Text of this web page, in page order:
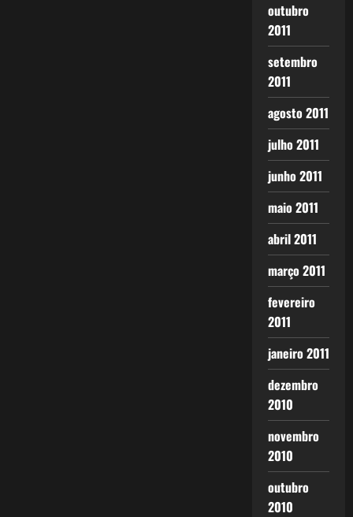
outubro
2011
setembro
2011
agosto 2011
julho 2011
junho 2011
maio 2011
abril 2011
março 2011
fevereiro
2011
janeiro 2011
dezembro
2010
novembro
2010
outubro
2010